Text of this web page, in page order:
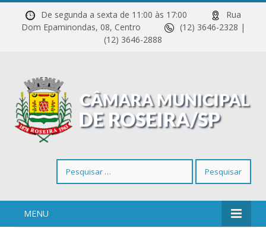
De segunda a sexta de 11:00 às 17:00
Rua
Dom Epaminondas, 08, Centro
(12) 3646-2328 |
(12) 3646-2888
por:
MENU